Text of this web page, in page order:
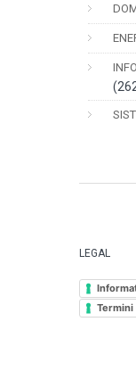
LEGAL
Termini